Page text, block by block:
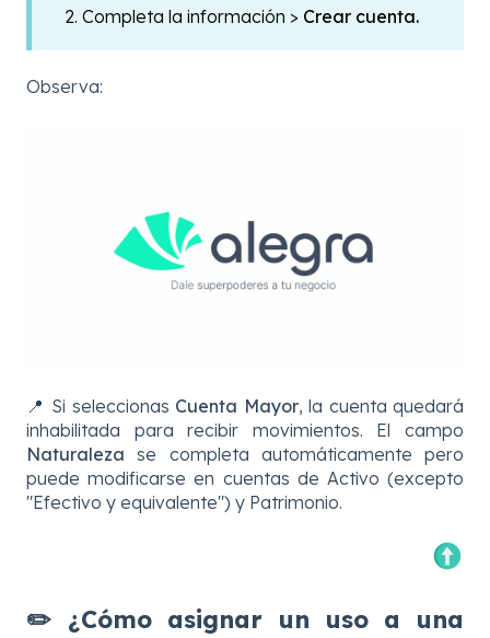
2. Completa la información > Crear cuenta.
Observa:
📍 Si seleccionas Cuenta Mayor, la cuenta quedará
inhabilitada para recibir movimientos. El campo
Naturaleza se completa automáticamente pero
puede modificarse en cuentas de Activo (excepto
"Efectivo y equivalente") y Patrimonio.
✏️ ¿Cómo asignar un uso a una